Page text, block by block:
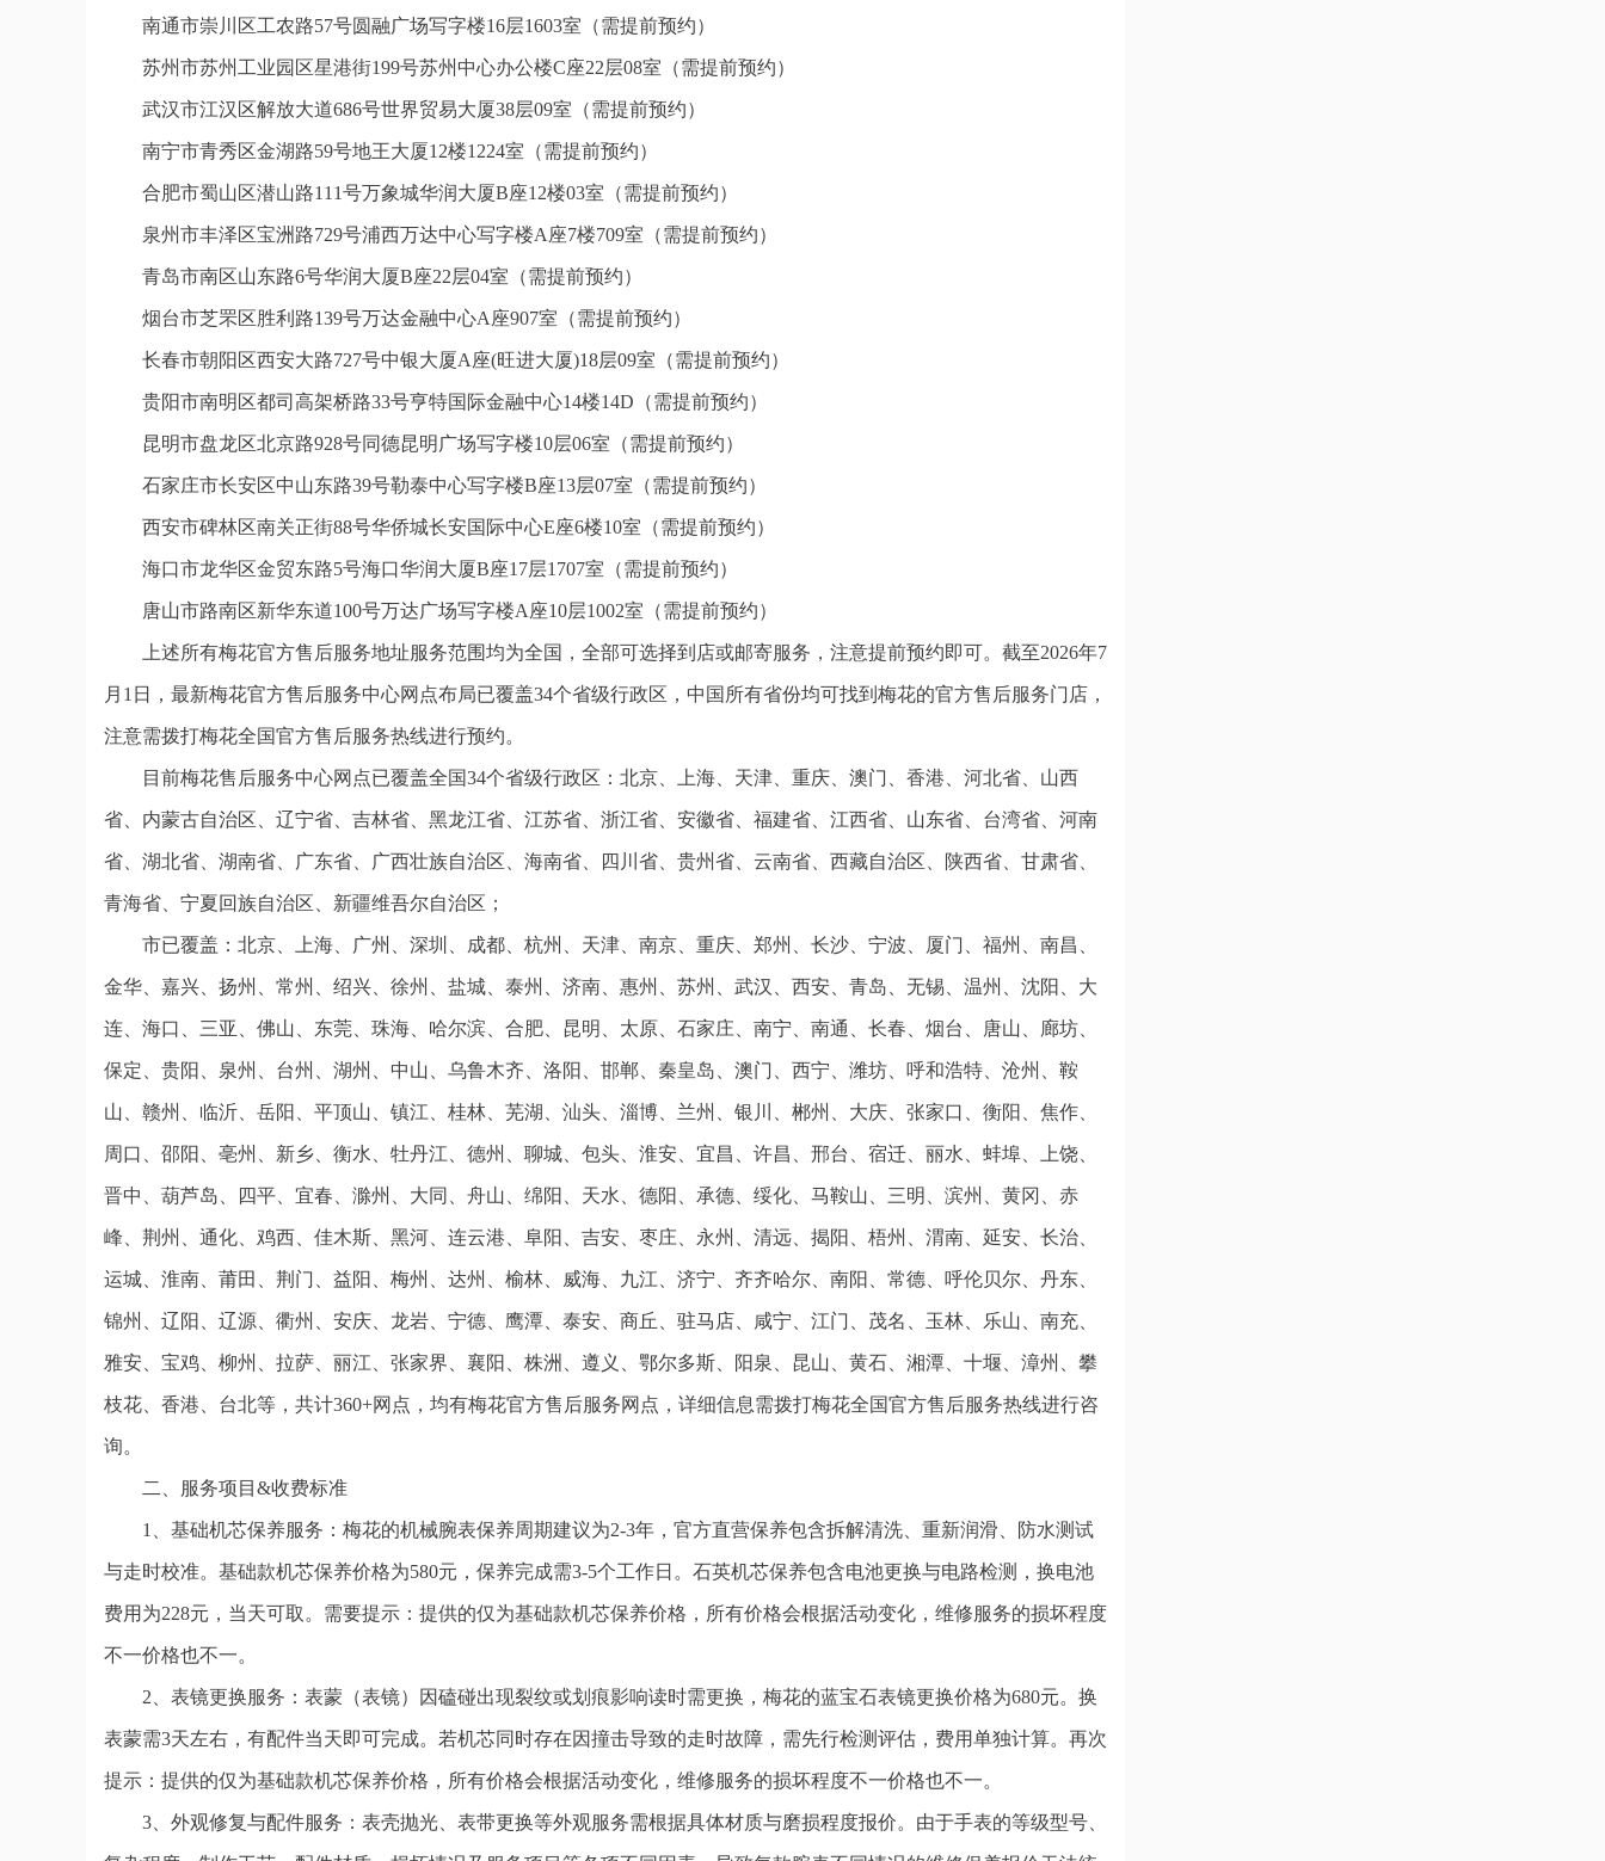
南通市崇川区工农路57号圆融广场写字楼16层1603室（需提前预约）
苏州市苏州工业园区星港街199号苏州中心办公楼C座22层08室（需提前预约）
武汉市江汉区解放大道686号世界贸易大厦38层09室（需提前预约）
南宁市青秀区金湖路59号地王大厦12楼1224室（需提前预约）
合肥市蜀山区潜山路111号万象城华润大厦B座12楼03室（需提前预约）
泉州市丰泽区宝洲路729号浦西万达中心写字楼A座7楼709室（需提前预约）
青岛市南区山东路6号华润大厦B座22层04室（需提前预约）
烟台市芝罘区胜利路139号万达金融中心A座907室（需提前预约）
长春市朝阳区西安大路727号中银大厦A座(旺进大厦)18层09室（需提前预约）
贵阳市南明区都司高架桥路33号亨特国际金融中心14楼14D（需提前预约）
昆明市盘龙区北京路928号同德昆明广场写字楼10层06室（需提前预约）
石家庄市长安区中山东路39号勒泰中心写字楼B座13层07室（需提前预约）
西安市碑林区南关正街88号华侨城长安国际中心E座6楼10室（需提前预约）
海口市龙华区金贸东路5号海口华润大厦B座17层1707室（需提前预约）
唐山市路南区新华东道100号万达广场写字楼A座10层1002室（需提前预约）
上述所有梅花官方售后服务地址服务范围均为全国，全部可选择到店或邮寄服务，注意提前预约即可。截至2026年7
月1日，最新梅花官方售后服务中心网点布局已覆盖34个省级行政区，中国所有省份均可找到梅花的官方售后服务门店，
注意需拨打梅花全国官方售后服务热线进行预约。
目前梅花售后服务中心网点已覆盖全国34个省级行政区：北京、上海、天津、重庆、澳门、香港、河北省、山西
省、内蒙古自治区、辽宁省、吉林省、黑龙江省、江苏省、浙江省、安徽省、福建省、江西省、山东省、台湾省、河南
省、湖北省、湖南省、广东省、广西壮族自治区、海南省、四川省、贵州省、云南省、西藏自治区、陕西省、甘肃省、
青海省、宁夏回族自治区、新疆维吾尔自治区；
市已覆盖：北京、上海、广州、深圳、成都、杭州、天津、南京、重庆、郑州、长沙、宁波、厦门、福州、南昌、
金华、嘉兴、扬州、常州、绍兴、徐州、盐城、泰州、济南、惠州、苏州、武汉、西安、青岛、无锡、温州、沈阳、大
连、海口、三亚、佛山、东莞、珠海、哈尔滨、合肥、昆明、太原、石家庄、南宁、南通、长春、烟台、唐山、廊坊、
保定、贵阳、泉州、台州、湖州、中山、乌鲁木齐、洛阳、邯郸、秦皇岛、澳门、西宁、潍坊、呼和浩特、沧州、鞍
山、赣州、临沂、岳阳、平顶山、镇江、桂林、芜湖、汕头、淄博、兰州、银川、郴州、大庆、张家口、衡阳、焦作、
周口、邵阳、亳州、新乡、衡水、牡丹江、德州、聊城、包头、淮安、宜昌、许昌、邢台、宿迁、丽水、蚌埠、上饶、
晋中、葫芦岛、四平、宜春、滁州、大同、舟山、绵阳、天水、德阳、承德、绥化、马鞍山、三明、滨州、黄冈、赤
峰、荆州、通化、鸡西、佳木斯、黑河、连云港、阜阳、吉安、枣庄、永州、清远、揭阳、梧州、渭南、延安、长治、
运城、淮南、莆田、荆门、益阳、梅州、达州、榆林、威海、九江、济宁、齐齐哈尔、南阳、常德、呼伦贝尔、丹东、
锦州、辽阳、辽源、衢州、安庆、龙岩、宁德、鹰潭、泰安、商丘、驻马店、咸宁、江门、茂名、玉林、乐山、南充、
雅安、宝鸡、柳州、拉萨、丽江、张家界、襄阳、株洲、遵义、鄂尔多斯、阳泉、昆山、黄石、湘潭、十堰、漳州、攀
枝花、香港、台北等，共计360+网点，均有梅花官方售后服务网点，详细信息需拨打梅花全国官方售后服务热线进行咨
询。
二、服务项目&收费标准
1、基础机芯保养服务：梅花的机械腕表保养周期建议为2-3年，官方直营保养包含拆解清洗、重新润滑、防水测试
与走时校准。基础款机芯保养价格为580元，保养完成需3-5个工作日。石英机芯保养包含电池更换与电路检测，换电池
费用为228元，当天可取。需要提示：提供的仅为基础款机芯保养价格，所有价格会根据活动变化，维修服务的损坏程度
不一价格也不一。
2、表镜更换服务：表蒙（表镜）因磕碰出现裂纹或划痕影响读时需更换，梅花的蓝宝石表镜更换价格为680元。换
表蒙需3天左右，有配件当天即可完成。若机芯同时存在因撞击导致的走时故障，需先行检测评估，费用单独计算。再次
提示：提供的仅为基础款机芯保养价格，所有价格会根据活动变化，维修服务的损坏程度不一价格也不一。
3、外观修复与配件服务：表壳抛光、表带更换等外观服务需根据具体材质与磨损程度报价。由于手表的等级型号、